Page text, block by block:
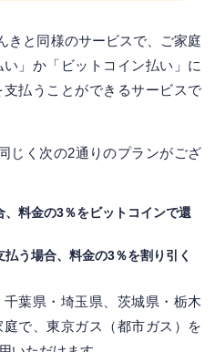
きと同様のサービスで、ご家庭
」か「ビットコイン払い」に
払うことができるサービスで
じく次の2通りのプランがござ
料金の3％をビットコインで還
う場合、料金の3％を割り引く
葉県・埼玉県、茨城県・栃木
で、東京ガス（都市ガス）を